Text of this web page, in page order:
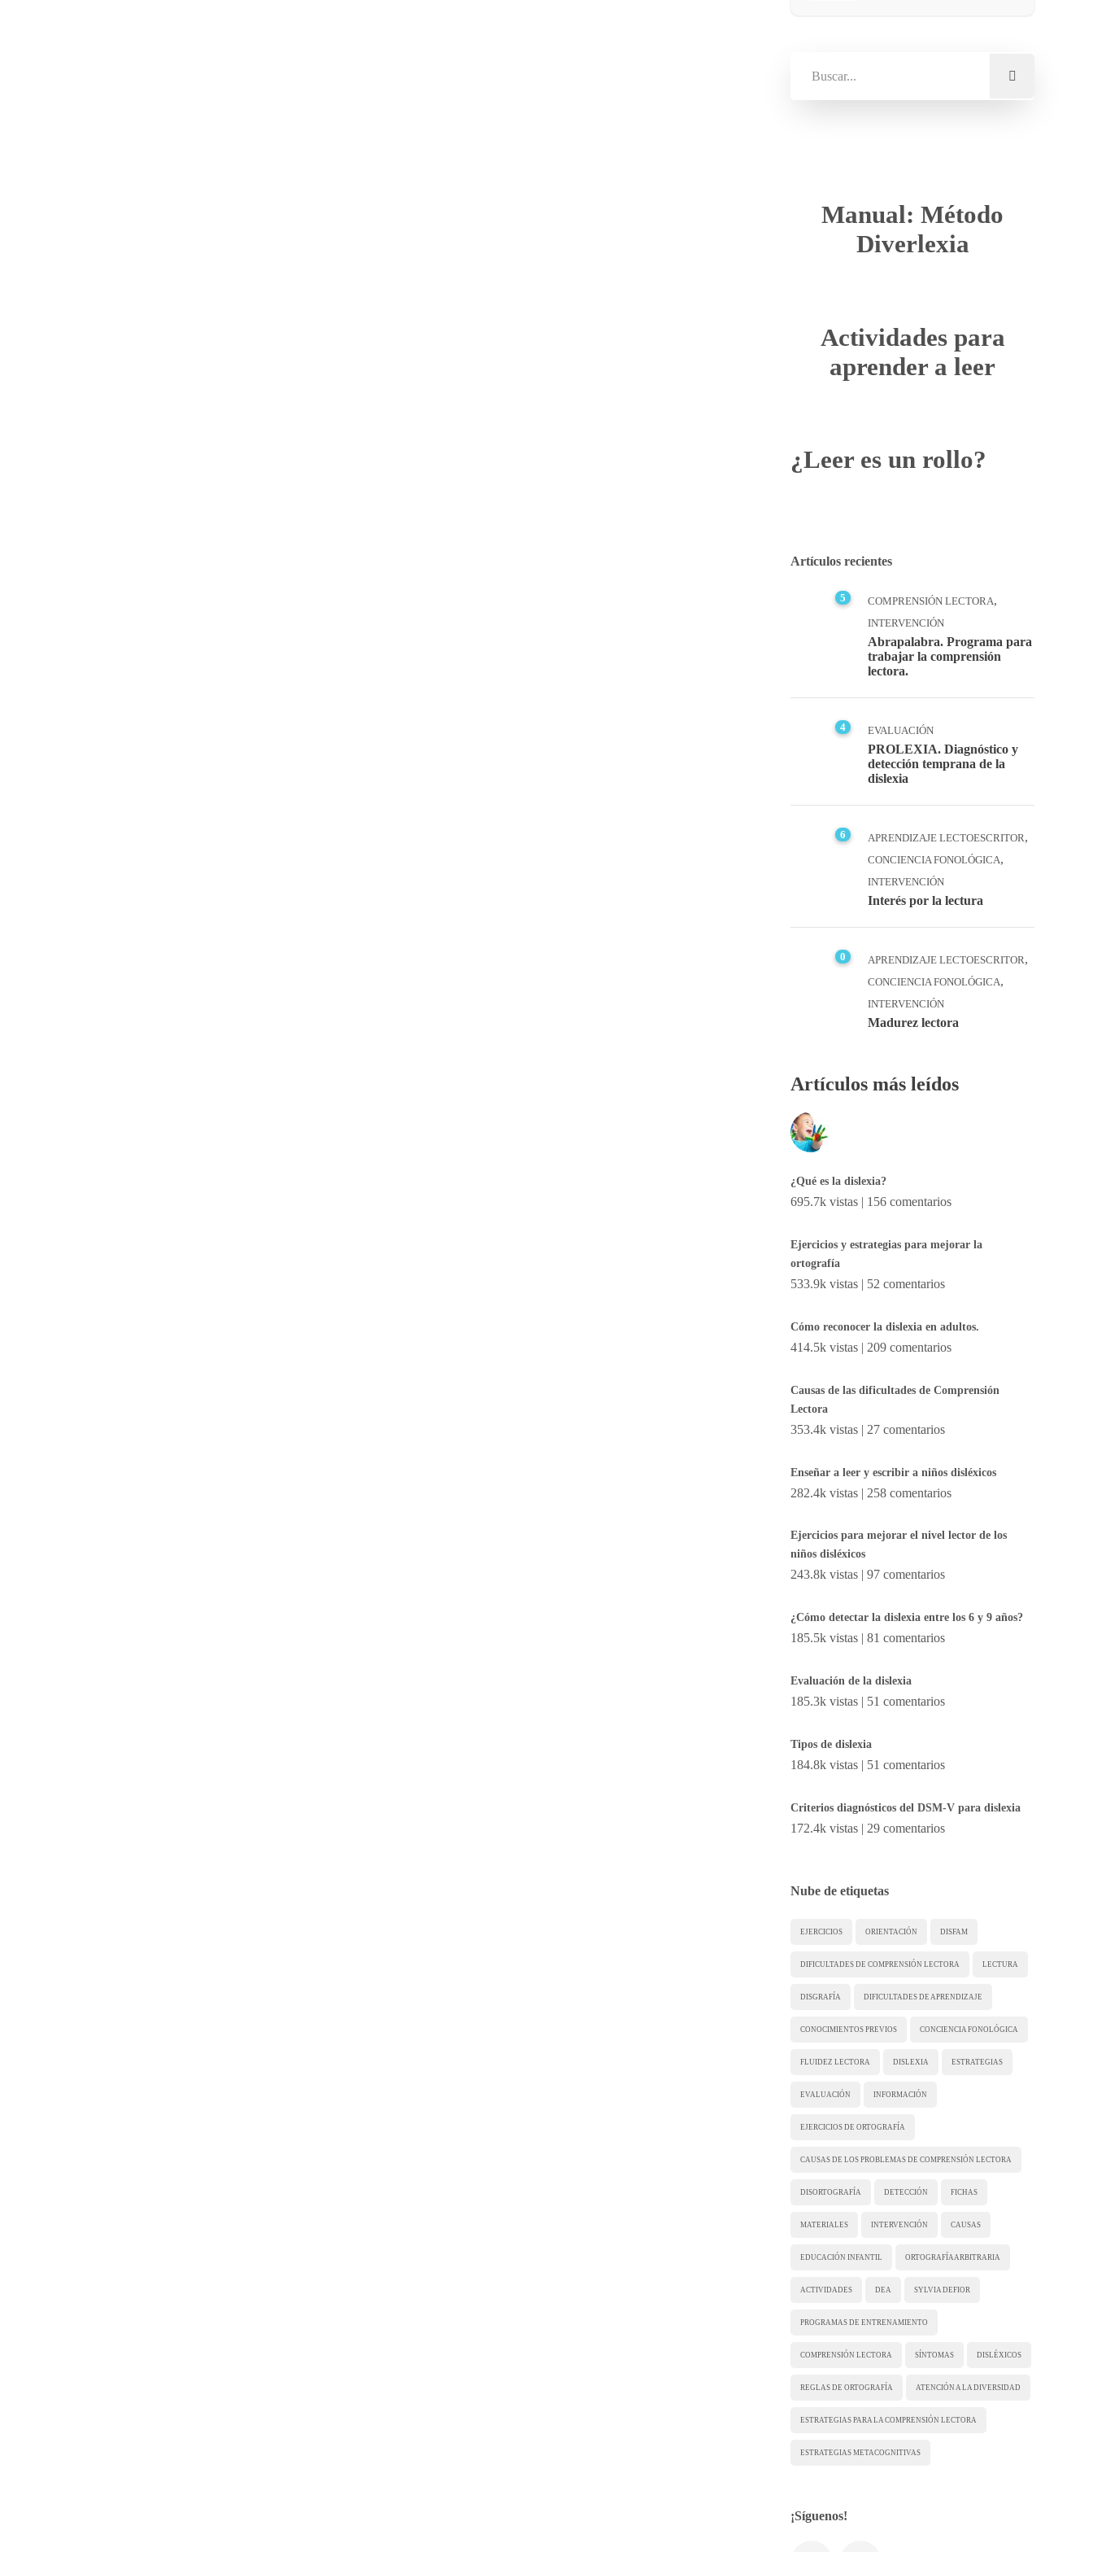
Manual: Método
Diverlexia
Actividades para
aprender a leer
¿Leer es un rollo?
Artículos recientes
5 COMPRENSIÓN LECTORA,
INTERVENCIÓN
Abrapalabra. Programa para
trabajar la comprensión
lectora.
4 EVALUACIÓN
PROLEXIA. Diagnóstico y
detección temprana de la
dislexia
6 APRENDIZAJE LECTOESCRITOR,
CONCIENCIA FONOLÓGICA,
INTERVENCIÓN
Interés por la lectura
0 APRENDIZAJE LECTOESCRITOR,
CONCIENCIA FONOLÓGICA,
INTERVENCIÓN
Madurez lectora
Artículos más leídos
¿Qué es la dislexia?
695.7k vistas | 156 comentarios
Ejercicios y estrategias para mejorar la
ortografía
533.9k vistas | 52 comentarios
Cómo reconocer la dislexia en adultos.
414.5k vistas | 209 comentarios
Causas de las dificultades de Comprensión
Lectora
353.4k vistas | 27 comentarios
Enseñar a leer y escribir a niños disléxicos
282.4k vistas | 258 comentarios
Ejercicios para mejorar el nivel lector de los
niños disléxicos
243.8k vistas 97 comentarios
¿Cómo detectar la dislexia entre los 6 y 9 años?
185.5k vistas | 81 comentarios
Evaluación de la dislexia
185.3k vistas | 51 comentarios
Tipos de dislexia
184.8k vistas | 51 comentarios
Criterios diagnósticos del DSM-V para dislexia
172.4k vistas | 29 comentarios
Nube de etiquetas
EJERCICIOS ORIENTACIÓN DISFAM
DIFICULTADES DE COMPRENSIÓN LECTORA LECTURA
DISGRAFÍA DIFICULTADES DE APRENDIZAJE
CONOCIMIENTOS PREVIOS CONCIENCIA FONOLÓGICA
FLUIDEZ LECTORA DISLEXIA ESTRATEGIAS
EVALUACIÓN INFORMACIÓN
EJERCICIOS DE ORTOGRAFÍA
CAUSAS DE LOS PROBLEMAS DE COMPRENSIÓN LECTORA
DISORTOGRAFÍA DETECCIÓN FICHAS
MATERIALES INTERVENCIÓN CAUSAS
EDUCACIÓN INFANTIL ORTOGRAFÍA ARBITRARIA
ACTIVIDADES DEA SYLVIA DEFIOR
PROGRAMAS DE ENTRENAMIENTO
COMPRENSIÓN LECTORA SÍNTOMAS DISLÉXICOS
REGLAS DE ORTOGRAFÍA ATENCIÓN A LA DIVERSIDAD
ESTRATEGIAS PARA LA COMPRENSIÓN LECTORA
ESTRATEGIAS METACOGNITIVAS
¡Síguenos!